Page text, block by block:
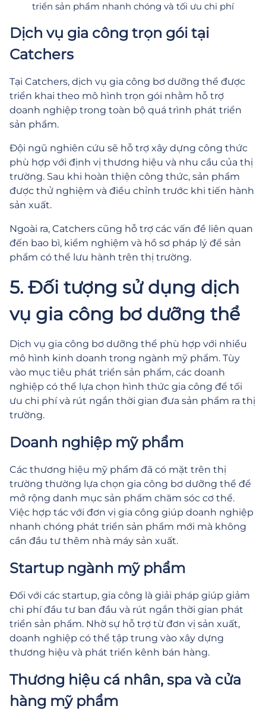
triển sản phẩm nhanh chóng và tối ưu chi phí
Dịch vụ gia công trọn gói tại
Catchers
Tại Catchers, dịch vụ gia công bơ dưỡng thể được
triển khai theo mô hình trọn gói nhằm hỗ trợ
doanh nghiệp trong toàn bộ quá trình phát triển
sản phẩm.
Đội ngũ nghiên cứu sẽ hỗ trợ xây dựng công thức
phù hợp với định vị thương hiệu và nhu cầu của thị
trường. Sau khi hoàn thiện công thức, sản phẩm
được thử nghiệm và điều chỉnh trước khi tiến hành
sản xuất.
Ngoài ra, Catchers cũng hỗ trợ các vấn đề liên quan
đến bao bì, kiểm nghiệm và hồ sơ pháp lý để sản
phẩm có thể lưu hành trên thị trường.
5. Đối tượng sử dụng dịch
vụ gia công bơ dưỡng thể
Dịch vụ gia công bơ dưỡng thể phù hợp với nhiều
mô hình kinh doanh trong ngành mỹ phẩm. Tùy
vào mục tiêu phát triển sản phẩm, các doanh
nghiệp có thể lựa chọn hình thức gia công để tối
ưu chi phí và rút ngắn thời gian đưa sản phẩm ra thị
trường.
Doanh nghiệp mỹ phẩm
Các thương hiệu mỹ phẩm đã có mặt trên thị
trường thường lựa chọn gia công bơ dưỡng thể để
mở rộng danh mục sản phẩm chăm sóc cơ thể.
Việc hợp tác với đơn vị gia công giúp doanh nghiệp
nhanh chóng phát triển sản phẩm mới mà không
cần đầu tư thêm nhà máy sản xuất.
Startup ngành mỹ phẩm
Đối với các startup, gia công là giải pháp giúp giảm
chi phí đầu tư ban đầu và rút ngắn thời gian phát
triển sản phẩm. Nhờ sự hỗ trợ từ đơn vị sản xuất,
doanh nghiệp có thể tập trung vào xây dựng
thương hiệu và phát triển kênh bán hàng.
Thương hiệu cá nhân, spa và cửa
hàng mỹ phẩm